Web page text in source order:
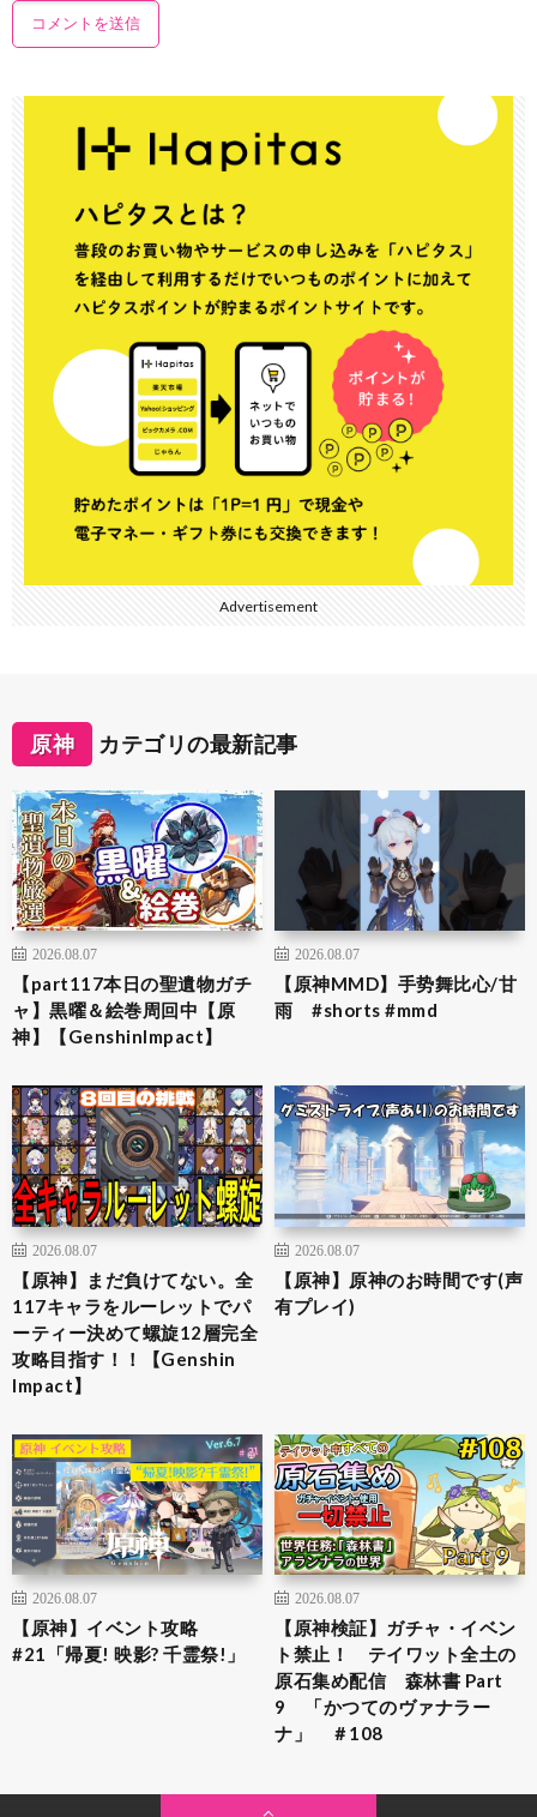
Advertisement
原神 カテゴリの最新記事
2026.08.07
【part117本日の聖遺物ガチ
ャ】黒曜＆絵巻周回中【原
神】【GenshinImpact】
2026.08.07
【原神MMD】手势舞比心/甘
雨 #shorts #mmd
2026.08.07
【原神】まだ負けてない。全
117キャラをルーレットでパ
ーティー決めて螺旋12層完全
攻略目指す！！【Genshin
Impact】
2026.08.07
【原神】原神のお時間です(声
有プレイ)
2026.08.07
【原神】イベント攻略
#21「帰夏! 映影? 千霊祭!」
2026.08.07
【原神検証】ガチャ・イベン
ト禁止！ テイワット全土の
原石集め配信 森林書 Part
9 「かつてのヴァナラー
ナ」 ＃108